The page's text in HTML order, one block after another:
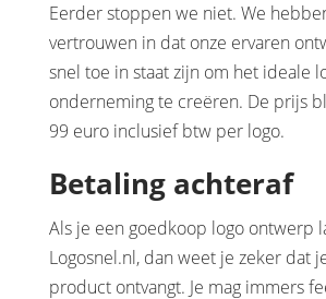
Eerder stoppen we niet. We
vertrouwen in dat onze ervaren
snel toe in staat zijn om het ideale
onderneming te creëren. De prijs
99 euro inclusief btw per logo.
Betaling achteraf
Als je een goedkoop logo ontwerp
Logosnel.nl, dan weet je zeker dat
product ontvangt. Je mag immers